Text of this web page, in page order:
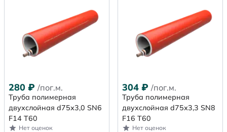
280 ₽ /пог.м.
Труба полимерная
двухслойная d75х3,0 SN6
F14 Т60
Нет оценок
304 ₽ /пог.м.
Труба полимерная
двухслойная d75х3,3 SN8
F16 Т60
Нет оценок